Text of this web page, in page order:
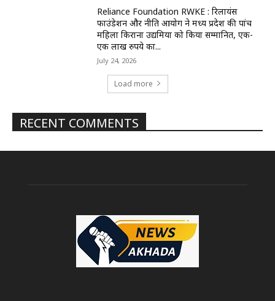
Reliance Foundation RWKE : रिलायंस
फाउंडेशन और नीति आयोग ने मध्य प्रदेश की पांच
महिला किराना उद्यमियों को किया सम्मानित, एक-
एक लाख रुपये का...
July 24, 2026
Load more
RECENT COMMENTS